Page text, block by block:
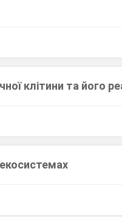
клітини та його
екосистемах